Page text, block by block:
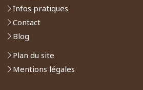
Infos pratiques
Contact
Blog
Plan du site
Mentions légales